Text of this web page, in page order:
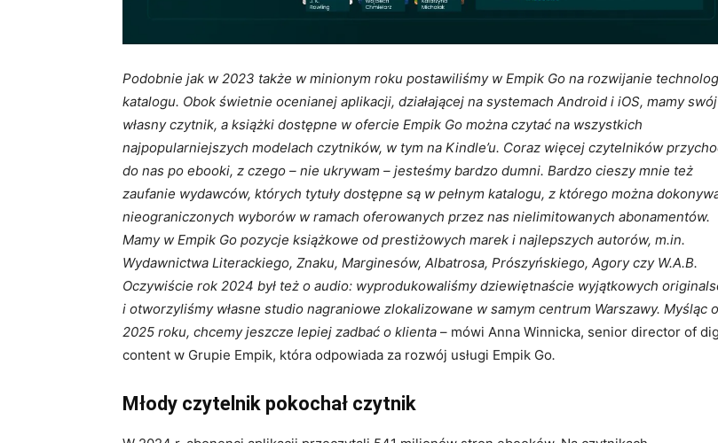
Podobnie jak w 2023 także w minionym roku postawiliśmy w Empik Go na rozwijanie
katalogu. Obok świetnie ocenianej aplikacji, działającej na systemach Android i iOS, mamy swój
własny czytnik, a książki dostępne w ofercie Empik Go można czytać na wszystkich
najpopularniejszych modelach czytników, w tym na Kindle’u. Coraz więcej czytelników
do nas po ebooki, z czego – nie ukrywam – jesteśmy bardzo dumni. Bardzo cieszy mnie też
zaufanie wydawców, których tytuły dostępne są w pełnym katalogu, z którego można
nieograniczonych wyborów w ramach oferowanych przez nas nielimitowanych abonamentów.
Mamy w Empik Go pozycje książkowe od prestiżowych marek i najlepszych autorów, m.in.
Wydawnictwa Literackiego, Znaku, Marginesów, Albatrosa, Prószyńskiego, Agory czy W.A.B.
Oczywiście rok 2024 był też o audio: wyprodukowaliśmy dziewiętnaście wyjątkowych
i otworzyliśmy własne studio nagraniowe zlokalizowane w samym centrum Warszawy. Myśląc o
2025 roku, chcemy jeszcze lepiej zadbać o klienta – mówi Anna Winnicka, senior director of
content w Grupie Empik, która odpowiada za rozwój usługi Empik Go.
Młody czytelnik pokochał czytnik